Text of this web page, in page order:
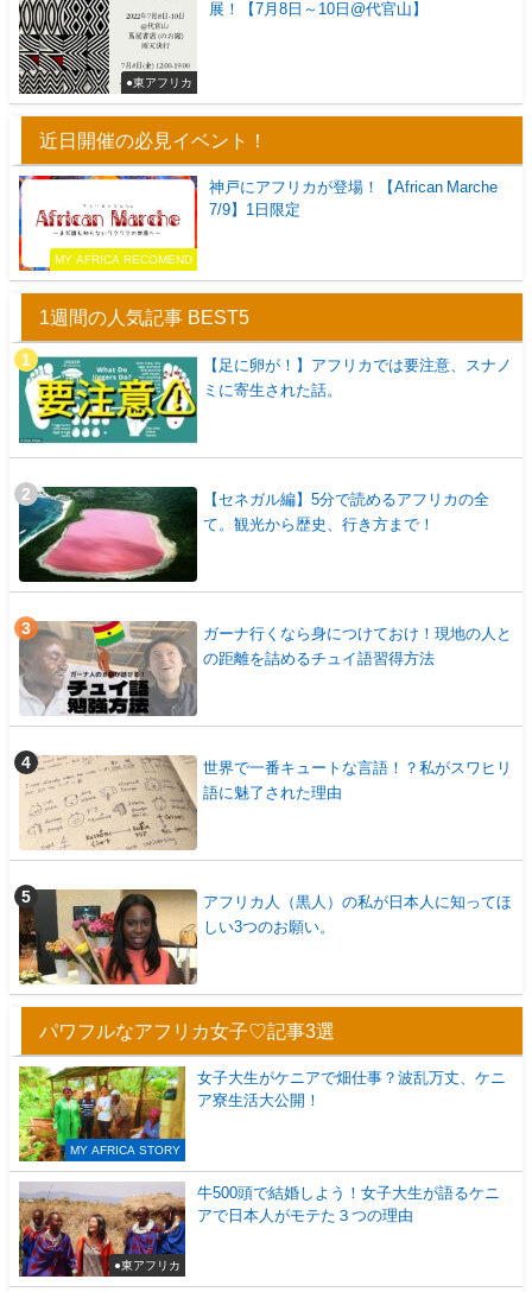
●東アフリカ
展！【7月8日～10日@代官山】
近日開催の必見イベント！
MY AFRICA RECOMEND
神戸にアフリカが登場！【African Marche
7/9】1日限定
1週間の人気記事 BEST5
【足に卵が！】アフリカでは要注意、スナノ
ミに寄生された話。
【セネガル編】5分で読めるアフリカの全
て。観光から歴史、行き方まで！
ガーナ行くなら身につけておけ！現地の人と
の距離を詰めるチュイ語習得方法
世界で一番キュートな言語！？私がスワヒリ
語に魅了された理由
アフリカ人（黒人）の私が日本人に知ってほ
しい3つのお願い。
パワフルなアフリカ女子♡記事3選
MY AFRICA STORY
女子大生がケニアで畑仕事？波乱万丈、ケニ
ア寮生活大公開！
●東アフリカ
牛500頭で結婚しよう！女子大生が語るケニ
アで日本人がモテた３つの理由